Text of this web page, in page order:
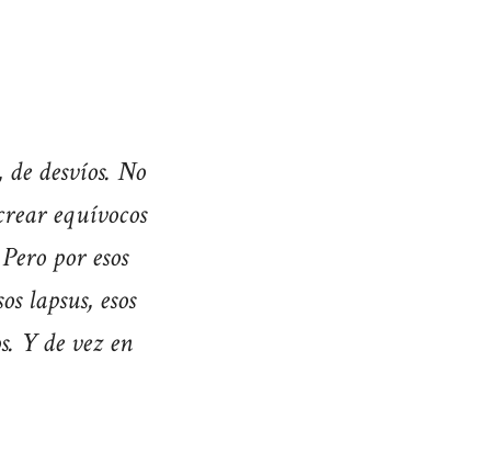
desvíos. No
equívocos
por esos
lapsus, esos
Y de vez en